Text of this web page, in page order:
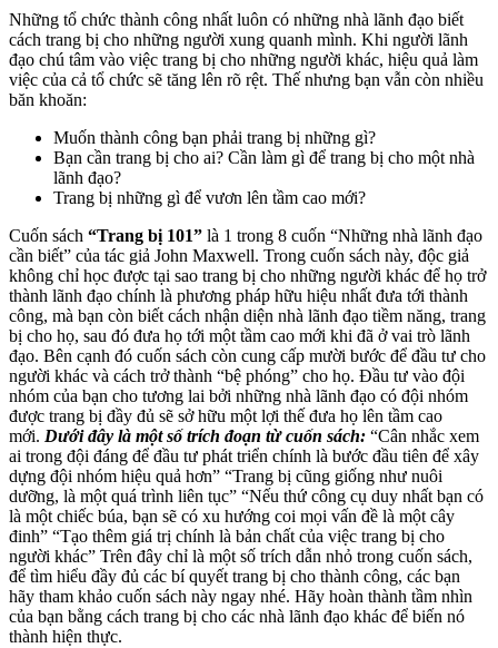
Những tổ chức thành công nhất luôn có những nhà lãnh đạo biết
cách trang bị cho những người xung quanh mình. Khi người lãnh
đạo chú tâm vào việc trang bị cho những người khác, hiệu quả làm
việc của cả tổ chức sẽ tăng lên rõ rệt. Thế nhưng bạn vẫn còn nhiều
băn khoăn:
Muốn thành công bạn phải trang bị những gì?
Bạn cần trang bị cho ai? Cần làm gì để trang bị cho một nhà
lãnh đạo?
Trang bị những gì để vươn lên tầm cao mới?
Cuốn sách “Trang bị 101” là 1 trong 8 cuốn “Những nhà lãnh đạo
cần biết” của tác giả John Maxwell. Trong cuốn sách này, độc giả
không chỉ học được tại sao trang bị cho những người khác để họ trở
thành lãnh đạo chính là phương pháp hữu hiệu nhất đưa tới thành
công, mà bạn còn biết cách nhận diện nhà lãnh đạo tiềm năng, trang
bị cho họ, sau đó đưa họ tới một tầm cao mới khi đã ở vai trò lãnh
đạo. Bên cạnh đó cuốn sách còn cung cấp mười bước để đầu tư cho
người khác và cách trở thành “bệ phóng” cho họ. Đầu tư vào đội
nhóm của bạn cho tương lai bởi những nhà lãnh đạo có đội nhóm
được trang bị đầy đủ sẽ sở hữu một lợi thế đưa họ lên tầm cao
mới. Dưới đây là một số trích đoạn từ cuốn sách: “Cân nhắc xem
ai trong đội đáng để đầu tư phát triển chính là bước đầu tiên để xây
dựng đội nhóm hiệu quả hơn” “Trang bị cũng giống như nuôi
dưỡng, là một quá trình liên tục” “Nếu thứ công cụ duy nhất bạn có
là một chiếc búa, bạn sẽ có xu hướng coi mọi vấn đề là một cây
đinh” “Tạo thêm giá trị chính là bản chất của việc trang bị cho
người khác” Trên đây chỉ là một số trích dẫn nhỏ trong cuốn sách,
để tìm hiểu đầy đủ các bí quyết trang bị cho thành công, các bạn
hãy tham khảo cuốn sách này ngay nhé. Hãy hoàn thành tầm nhìn
của bạn bằng cách trang bị cho các nhà lãnh đạo khác để biến nó
thành hiện thực.